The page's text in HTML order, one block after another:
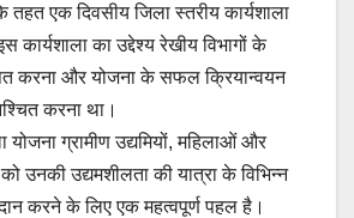
तहत एक दिवसीय जिला स्तरीय कार्यशाला
कार्यशाला का उद्देश्य रेखीय विभागों के
करना और योजना के सफल क्रियान्वयन
करना था।
योजना ग्रामीण उद्यमियों, महिलाओं और
उनकी उद्यमशीलता की यात्रा के विभिन्न
करने के लिए एक महत्वपूर्ण पहल है।